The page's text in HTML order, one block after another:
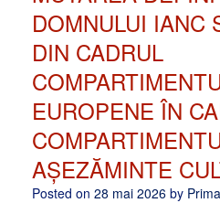
DOMNULUI IANC
DIN CADRUL
EUROPENE ÎN
AȘEZĂMINTE
Posted on 28 mai 2026 by